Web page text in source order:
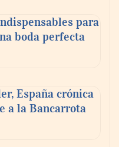
7 de cada 10 la
solar del 12 de
para
boda perfecta
España crónica
a la Bancarrota